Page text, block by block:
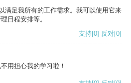
满足我所有的工作需求。我可以使用它来
日程安排等。
支持[0] 反对[0]
用担心我的学习啦！